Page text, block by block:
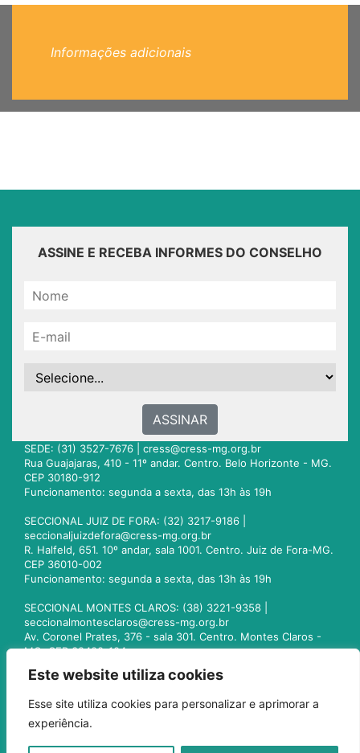
Este website utiliza cookies
Esse site utiliza cookies para personalizar e aprimorar a
experiência.
Informações adicionais
ASSINE E RECEBA INFORMES DO CONSELHO
ASSINAR
SEDE: (31) 3527-7676 | cress@cress-mg.org.br
Rua Guajajaras, 410 - 11º andar. Centro. Belo Horizonte - MG.
CEP 30180-912
Funcionamento: segunda a sexta, das 13h às 19h
SECCIONAL JUIZ DE FORA: (32) 3217-9186 |
seccionaljuizdefora@cress-mg.org.br
R. Halfeld, 651. 10º andar, sala 1001. Centro. Juiz de Fora-MG.
CEP 36010-002
Funcionamento: segunda a sexta, das 13h às 19h
SECCIONAL MONTES CLAROS: (38) 3221-9358 |
seccionalmontesclaros@cress-mg.org.br
Av. Coronel Prates, 376 - sala 301. Centro. Montes Claros -
MG. CEP 39400-104
seccionaluberlandia@cress-mg.org.br
Av. Afonso Pena, 547 - sala 101. Uberlândia - MG. CEP